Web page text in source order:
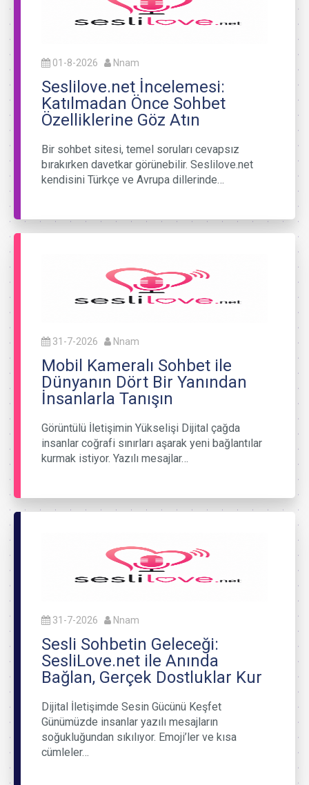
01-8-2026 Nnam
Seslilove.net İncelemesi:
Katılmadan Önce Sohbet
Özelliklerine Göz Atın
Bir sohbet sitesi, temel soruları cevapsız
bırakırken davetkar görünebilir. Seslilove.net
kendisini Türkçe ve Avrupa dillerinde…
31-7-2026 Nnam
Mobil Kameralı Sohbet ile
Dünyanın Dört Bir Yanından
İnsanlarla Tanışın
Görüntülü İletişimin Yükselişi Dijital çağda
insanlar coğrafi sınırları aşarak yeni bağlantılar
kurmak istiyor. Yazılı mesajlar…
31-7-2026 Nnam
Sesli Sohbetin Geleceği:
SesliLove.net ile Anında
Bağlan, Gerçek Dostluklar Kur
Dijital İletişimde Sesin Gücünü Keşfet
Günümüzde insanlar yazılı mesajların
soğukluğundan sıkılıyor. Emoji’ler ve kısa
cümleler…